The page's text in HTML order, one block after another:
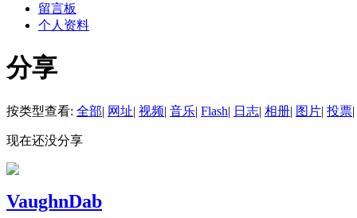
留言板
个人资料
分享
按类型查看: 全部| 网址| 视频| 音乐| Flash| 日志| 相册| 图片| 投票|
现在还没分享
VaughnDab